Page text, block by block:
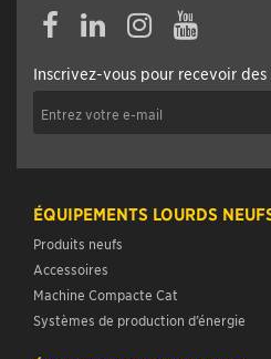
FacebookLinkedinInstagramYouTube
Inscrivez-vous pour recevoir
ÉQUIPEMENTS LOURDS
Produits neufs
Accessoires
Machine Compacte Cat
Systèmes de production d’énergie